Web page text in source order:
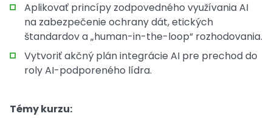
Aplikovať princípy zodpovedného využívania AI
na zabezpečenie ochrany dát, etických
štandardov a „human-in-the-loop“ rozhodovania.
Vytvoriť akčný plán integrácie AI pre prechod do
roly AI-podporeného lídra.
Témy kurzu: